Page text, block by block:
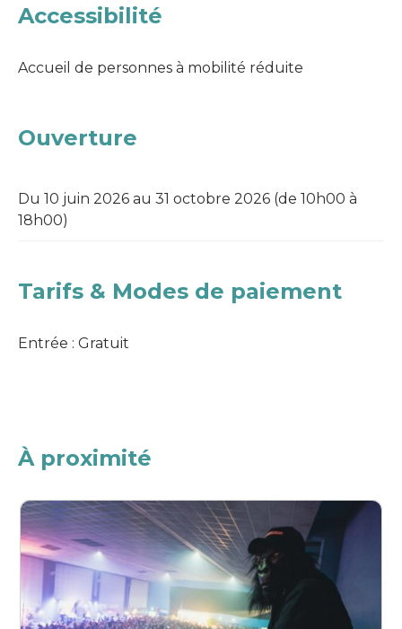
Accessibilité
Accueil de personnes à mobilité réduite
Ouverture
Du 10 juin 2026 au 31 octobre 2026 (de 10h00 à
18h00)
Tarifs & Modes de paiement
Entrée : Gratuit
À proximité